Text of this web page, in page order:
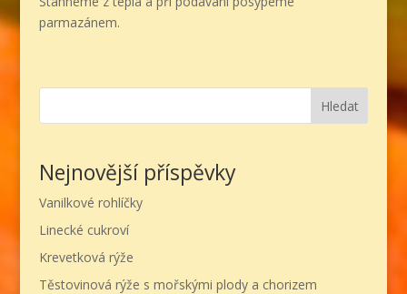
parmazánem.
Hledat
Nejnovější příspěvky
Vanilkové rohlíčky
Linecké cukroví
Krevetková rýže
Těstovinová rýže s mořskými plody a chorizem